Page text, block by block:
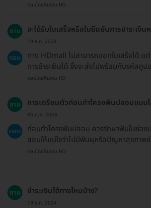
ตอบโดยทีมงาน HD
ถาม จะได้รับใบเสร็จหรือใบยืนยันการชำระเงิน
19 ธ.ค. 2024
ตอบ
ทาง HDmall ไม่สามารถออกใบเสร็จได้ แ
การชำระเงินได้ ซึ่งจะส่งไปพร้อมกับรหัสคูป
ตอบโดยทีมงาน HD
ถาม การเตรียมตัวก่อนทำโครงฟันปลอมแบบโ
05 ก.ค. 2024
ตอบ
ก่อนทำโครงฟันปลอม ควรรักษาฟันในช่อง
สอบให้แน่ใจว่าไม่มีฟันผุหรือปัญหาสุขภาพ
ตอบโดยทีมงาน HD
ถาม ชำระเงินได้ทางไหนบ้าง?
19 ธ.ค. 2024